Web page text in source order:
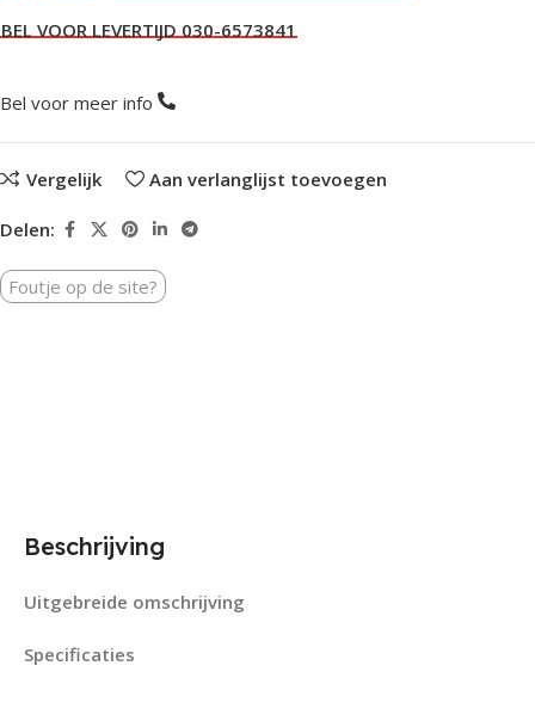
Bel voor meer info
Vergelijk Aan verlanglijst toevoegen
Delen:
Foutje op de site?
Beschrijving
Uitgebreide omschrijving
Specificaties